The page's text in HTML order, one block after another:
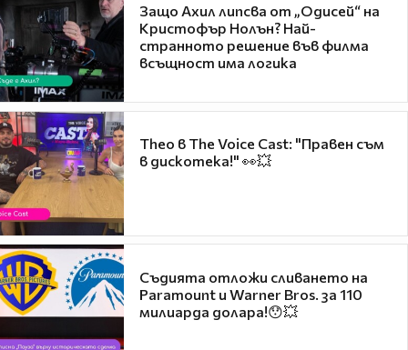
Защо Ахил липсва от „Одисей“ на
Кристофър Нолън? Най-
странното решение във филма
всъщност има логика
Theo в The Voice Cast: "Правен съм
в дискотека!" 👀💥
Съдията отложи сливането на
Paramount и Warner Bros. за 110
милиарда долара!😯💥